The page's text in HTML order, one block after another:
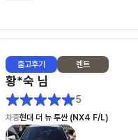
무엇보다 상담하면서 느낀 건
까지 책임지고 챙겨주시는 느
수 있었습니다.
덕분에 차량 출고까지 기분 좋
장기렌트 알아보시는 분들은
출고후기 렌트
황*숙 님
5
차종현대 더 뉴 투싼 (NX4 F/L)